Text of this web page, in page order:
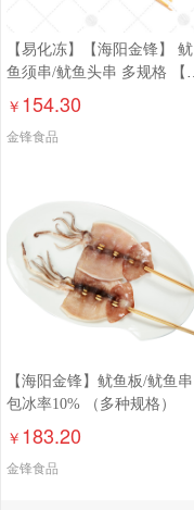
【易化冻】【海阳金锋】 鱿
鱼须串/鱿鱼头串 多规格 【高
温易化冻，介意勿拍】
￥ 154.30
金锋食品
【海阳金锋】鱿鱼板/鱿鱼串
包冰率10% （多种规格）
￥ 183.20
金锋食品